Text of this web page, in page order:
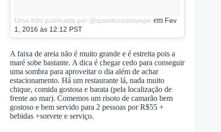
Uma foto publicada por @quantocustaviajar em Fev
1, 2016 às 12:12 PST
A faixa de areia não é muito grande e é estreita pois a
maré sobe bastante. A dica é chegar cedo para conseguir
uma sombra para aproveitar o dia além de achar
estacionamento. Há um restaurante lá, nada muito
chique, comida gostosa e barata (pela localização de
frente ao mar). Comemos um risoto de camarão bem
gostoso e bem servido para 2 pessoas por R$55 +
bebidas +sorvete e serviço.